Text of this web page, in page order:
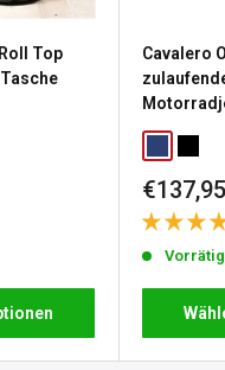
Top
Cavalero
€137,95
Vorrätig